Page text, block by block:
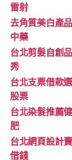
雷射
去角質美白產
中藥
台北剪髮自創
秀
台北支票借款
股票
台北染髮推薦
肥
台北網頁設計
借錢